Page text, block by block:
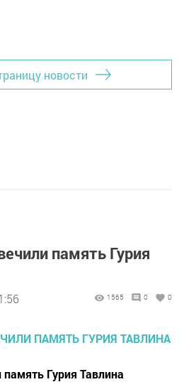
новости
память Гурия
1565 0 0
Гурия Тавлина